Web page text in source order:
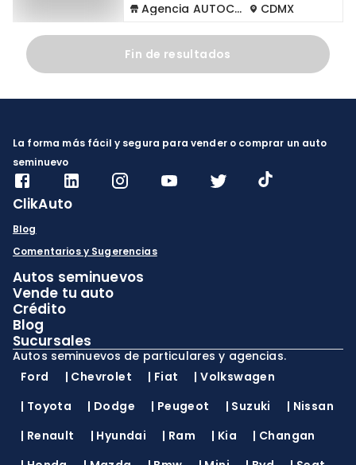
Agencia AUTOCOM
CDMX
Fin de resultados
La forma más fácil y segura para vender o comprar un auto
seminuevo
ClikAuto
Blog
Comentarios y Sugerencias
Autos seminuevos
Vende tu auto
Crédito
Blog
Sucursales
Autos seminuevos de particulares y agencias.
Ford
| Chevrolet | Fiat |Volkswagen
| Toyota | Dodge | Peugeot | Suzuki | Nissan
| Renault | Hyundai | Ram | Kia | Changan